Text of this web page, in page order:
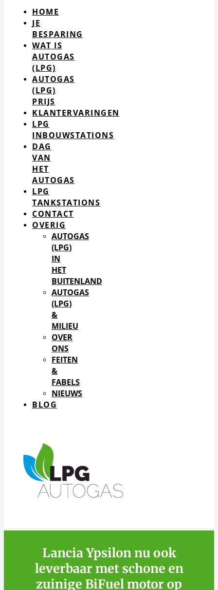
HOME
JE
BESPARING
WAT IS
AUTOGAS
(LPG)
AUTOGAS
(LPG)
PRIJS
KLANTERVARINGEN
LPG
INBOUWSTATIONS
DAG
VAN
HET
AUTOGAS
LPG
TANKSTATIONS
CONTACT
OVERIG
AUTOGAS
(LPG)
IN
HET
BUITENLAND
AUTOGAS
(LPG)
&
MILIEU
OVER
ONS
FEITEN
&
FABELS
NIEUWS
BLOG
Lancia Ypsilon nu ook
leverbaar met schone en
zuinige BiFuel motor op